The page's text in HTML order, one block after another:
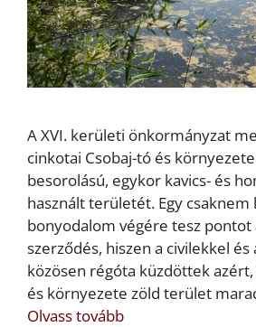
A XVI. kerületi önkormányzat
cinkotai Csobaj-tó és
besorolású, egykor kavics- és
használt területét. Egy
bonyodalom végére tesz pontot
szerződés, hiszen a civilekkel és
közösen régóta küzdöttek
és környezete zöld terület
Olvass tovább